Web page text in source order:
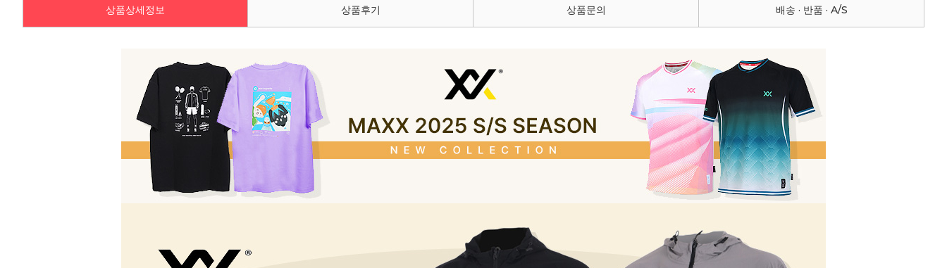
상품상세정보 상품후기 상품문의 배송 · 반품 · A/S